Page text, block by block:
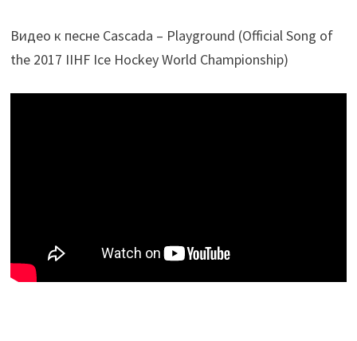
Видео к песне Cascada – Playground (Official Song of
the 2017 IIHF Ice Hockey World Championship)